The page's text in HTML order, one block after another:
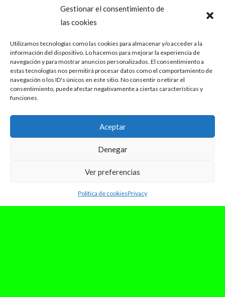
Gestionar el consentimiento de
las cookies
Utilizamos tecnologías como las cookies para almacenar y/o acceder a la
información del dispositivo. Lo hacemos para mejorar la experiencia de
navegación y para mostrar anuncios personalizados. El consentimiento a
estas tecnologías nos permitirá procesar datos como el comportamiento de
navegación o los ID's únicos en este sitio. No consentir o retirar el
consentimiento, puede afectar negativamente a ciertas características y
funciones.
Aceptar
Denegar
Ver preferencias
Política de cookiesPrivacy